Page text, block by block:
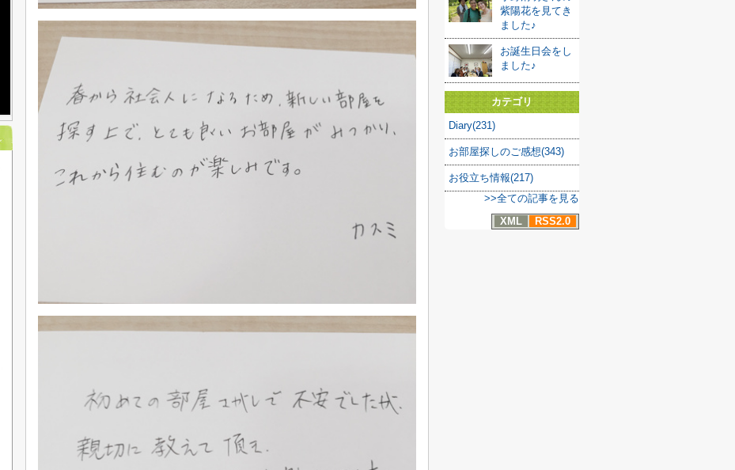
紫陽花を見てき
ました♪
お誕生日会をし
ました♪
カテゴリ
Diary(231)
お部屋探しのご感想(343)
お役立ち情報(217)
>>全ての記事を見る
XML
RSS2.0